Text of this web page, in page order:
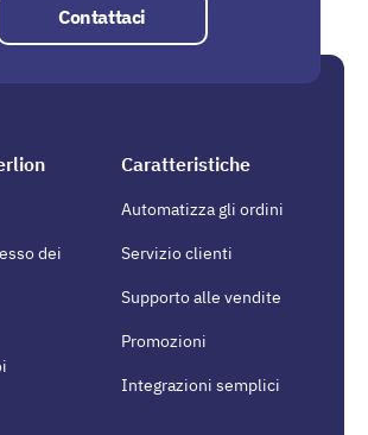
Contattaci
dei
Caratteristiche
Automatizza gli ordini
Servizio clienti
Supporto alle vendite
Promozioni
Integrazioni semplici